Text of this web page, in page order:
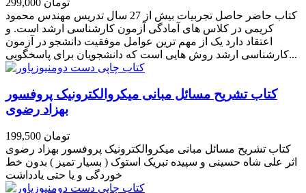
299,000 تومان
کتاب حاضر حاصل تجربیات بیش از 27 سال تدریس مهندس محمود
کریمی در کلاس های آمادگی آزمون کارشناسی ارشد است. و
اعتقاد دارد یک از مهم ترین عوامل موفقیت دانشجو در آزمون
کارشناسی ارشد روش هایی است که دانشجویان برای پاسخگویی...
کتاب تشریح مسائل مبانی میکروالکترونیک پروفسور
بهزاد رضوی
199,500 تومان
کتاب تشریح مسائل مبانی میکروالکترونیک پروفسور بهزاد رضوی
اثر علی شاه حسینی و سپیده تبریک استوک ( بسیار تمیز ) بدون خط
خوردگی و یا حتی یادداشت